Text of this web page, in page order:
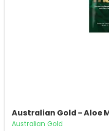
Australian Gold - Aloe
Australian Gold